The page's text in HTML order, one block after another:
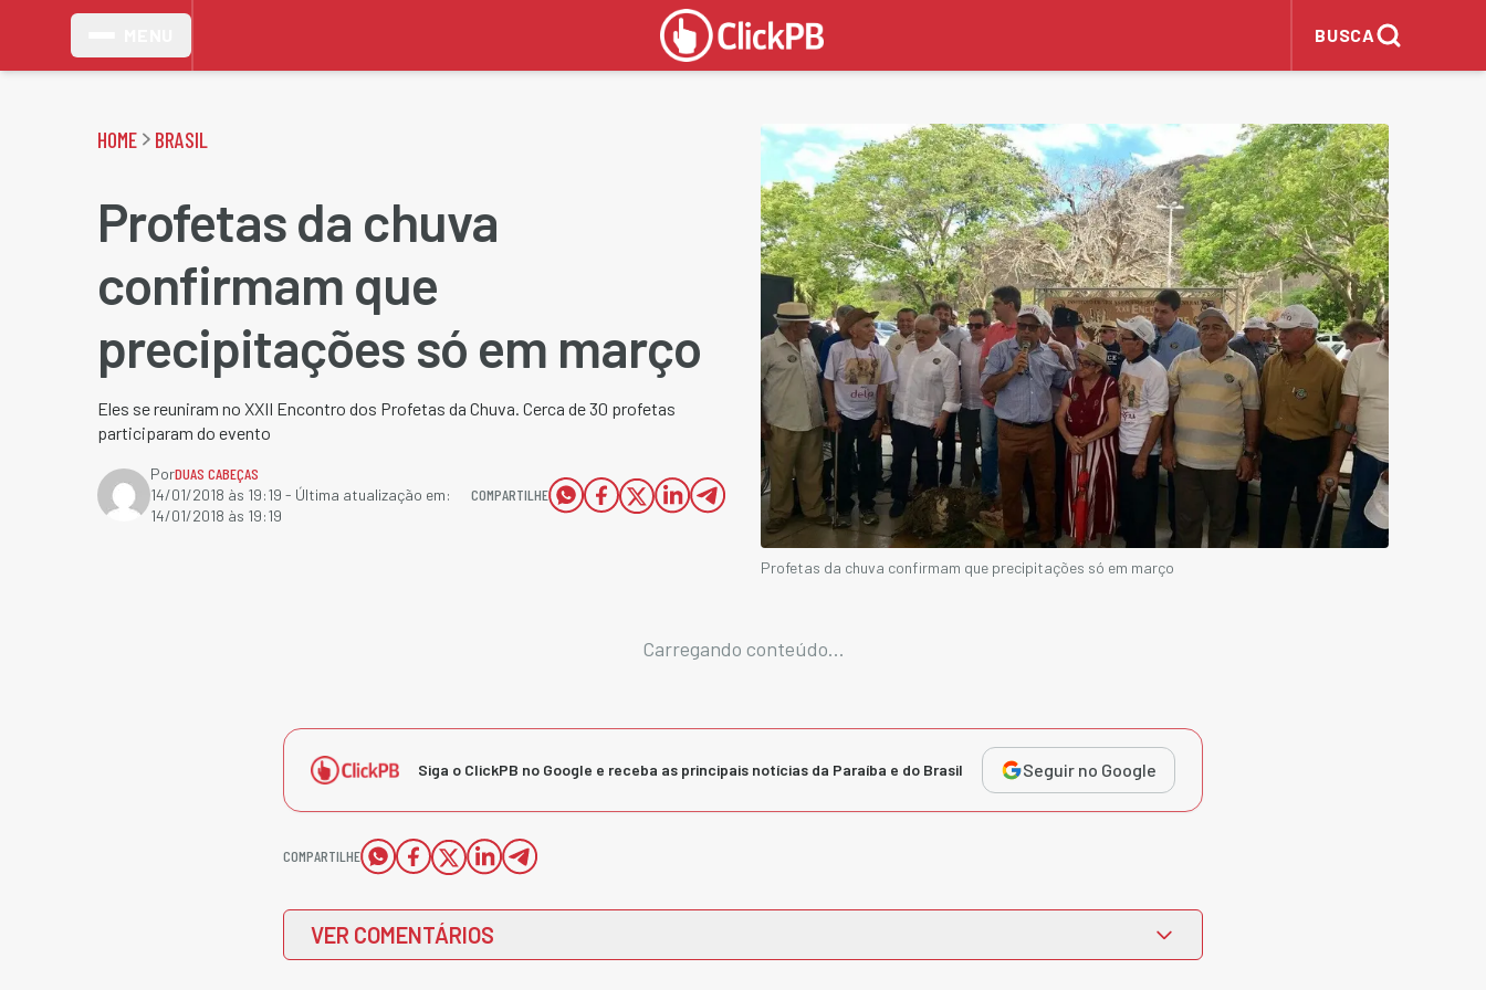
BUSCA
HOME BRASIL
Profetas da chuva
confirmam que
precipitações só em março
Eles se reuniram no XXII Encontro dos Profetas da Chuva. Cerca de 30 profetas
participaram do evento
PorDUAS CABEÇAS
14/01/2018 às 19:19 - Última atualização em:
14/01/2018 às 19:19
COMPARTILHE
Profetas da chuva confirmam que precipitações só em março
Carregando conteúdo...
Siga o ClickPB no Google e receba as principais notícias da Paraíba e do Brasil Seguir no Google
COMPARTILHE
VER COMENTÁRIOS